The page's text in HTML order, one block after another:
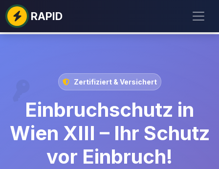
RAPID
Zertifiziert & Versichert
Einbruchschutz in
Wien XIII – Ihr Schutz
vor Einbruch!